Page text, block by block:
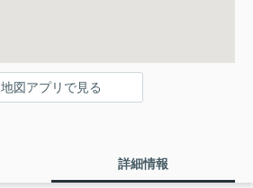
地図アプリで見る
詳細情報